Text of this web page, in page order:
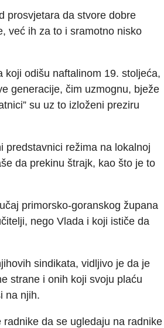
prosvjetara da stvore dobre
već ih za to i sramotno nisko
koji odišu naftalinom 19. stoljeća,
generacije, čim uzmognu, bježe
su uz to izloženi preziru
predstavnici režima na lokalnoj
da prekinu štrajk, kao što je to
primorsko-goranskog župana
nego Vlada i koji ističe da
sindikata, vidljivo je da je
strane i onih koji svoju plaću
na njih.
da se ugledaju na radnike